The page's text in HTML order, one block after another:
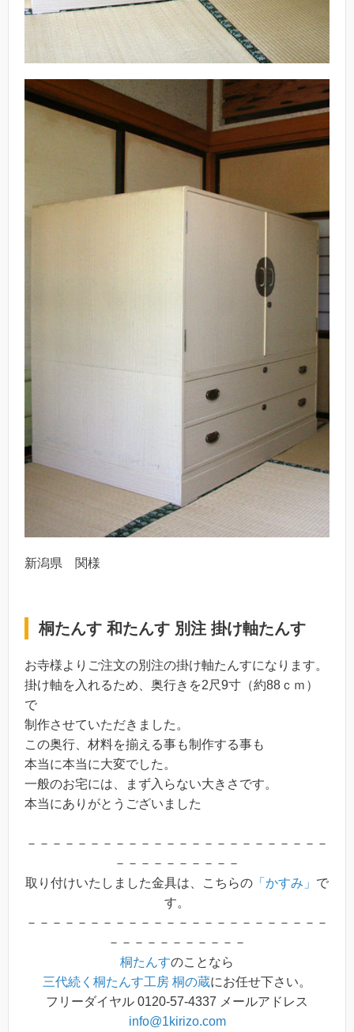
新潟県 関様
桐たんす 和たんす 別注 掛け軸たんす
お寺様よりご注文の別注の掛け軸たんすになります。
掛け軸を入れるため、奥行きを2尺9寸（約88ｃｍ）
で
制作させていただきました。
この奥行、材料を揃える事も制作する事も
本当に本当に大変でした。
一般のお宅には、まず入らない大きさです。
本当にありがとうございました
－－－－－－－－－－－－－－－－－－－－－－－－
－－－－－－－－－－
取り付けいたしました金具は、こちらの 「かすみ」 で
す。
－－－－－－－－－－－－－－－－－－－－－－－－
－－－－－－－－－－－
桐たんすのことなら
三代続く桐たんす工房 桐の蔵にお任せ下さい。
フリーダイヤル 0120-57-4337 メールアドレス
info@1kirizo.com